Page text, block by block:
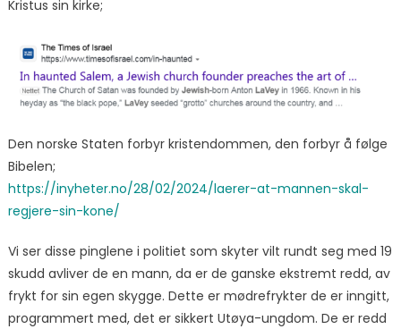
Kristus sin kirke;
Den norske Staten forbyr kristendommen, den forbyr å følge
Bibelen;
https://inyheter.no/28/02/2024/laerer-at-mannen-skal-
regjere-sin-kone/
Vi ser disse pinglene i politiet som skyter vilt rundt seg med 19
skudd avliver de en mann, da er de ganske ekstremt redd, av
frykt for sin egen skygge. Dette er mødrefrykter de er inngitt,
programmert med, det er sikkert Utøya-ungdom. De er redd